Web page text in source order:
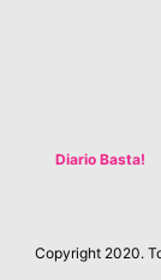
Diario Basta!
Copyright 2020.